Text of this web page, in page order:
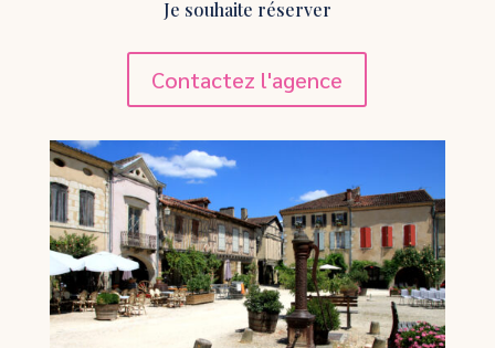
Je souhaite réserver
Contactez l'agence